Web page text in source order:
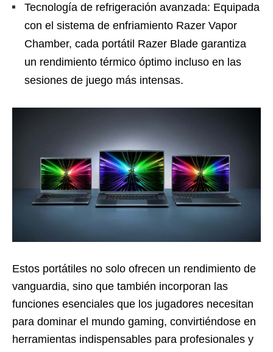
Tecnología de refrigeración avanzada: Equipada
con el sistema de enfriamiento Razer Vapor
Chamber, cada portátil Razer Blade garantiza
un rendimiento térmico óptimo incluso en las
sesiones de juego más intensas.
Estos portátiles no solo ofrecen un rendimiento de
vanguardia, sino que también incorporan las
funciones esenciales que los jugadores necesitan
para dominar el mundo gaming, convirtiéndose en
herramientas indispensables para profesionales y